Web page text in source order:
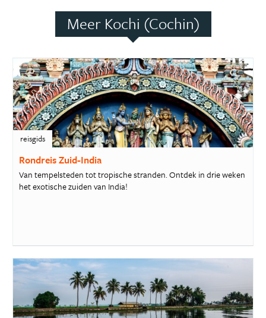
Meer Kochi (Cochin)
reisgids
Rondreis Zuid-India
Van tempelsteden tot tropische stranden. Ontdek in drie weken
het exotische zuiden van India!